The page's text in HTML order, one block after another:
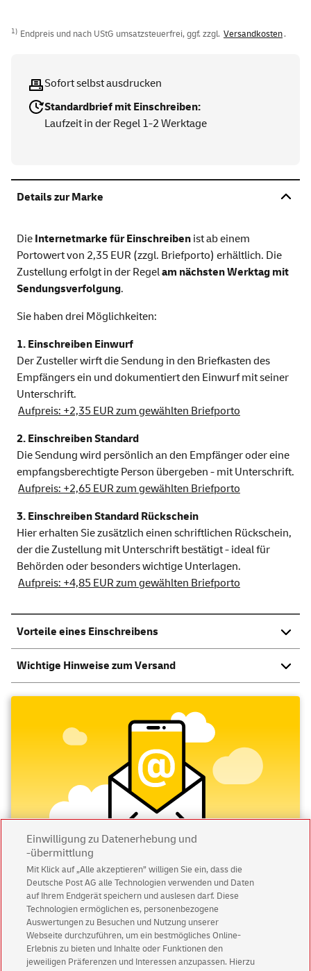
1) Endpreis und nach UStG umsatzsteuerfrei, ggf. zzgl. Versandkosten.
Sofort selbst ausdrucken
Standardbrief mit Einschreiben:
Laufzeit in der Regel 1-2 Werktage
Details zur Marke
Die Internetmarke für Einschreiben ist ab einem
Portowert von 2,35 EUR (zzgl. Briefporto) erhältlich. Die
Zustellung erfolgt in der Regelam nächsten Werktag mit
Sendungsverfolgung.
Sie haben drei Möglichkeiten:
1. Einschreiben Einwurf
Der Zusteller wirft die Sendung in den Briefkasten des
Empfängers ein und dokumentiert den Einwurf mit seiner
Unterschrift.
Aufpreis: +2,35 EUR zum gewählten Briefporto
2. Einschreiben Standard
Die Sendung wird persönlich an den Empfänger oder eine
empfangsberechtigte Person übergeben - mit Unterschrift.
Aufpreis: +2,65 EUR zum gewählten Briefporto
3. Einschreiben Standard Rückschein
Hier erhalten Sie zusätzlich einen schriftlichen Rückschein,
der die Zustellung mit Unterschrift bestätigt - ideal für
Behörden oder besonders wichtige Unterlagen.
Aufpreis: +4,85 EUR zum gewählten Briefporto
Vorteile eines Einschreibens
Wichtige Hinweise zum Versand
Abonnieren Sie unseren Newsletter
Immer informiert über exklusive Angebote und
Aktionen - jetzt mit Vorteil
Privatkundensichern sich einen5 € Gutschein
Einwilligung zu Datenerhebung und
-übermittlung
Mit Klick auf „Alle akzeptieren” willigen Sie ein, dass die
Deutsche Post AG alle Technologien verwenden und Daten
auf Ihrem Endgerät speichern und auslesen darf. Diese
Technologien ermöglichen es, personenbezogene
Auswertungen zu Besuchen und Nutzung unserer
Webseite durchzuführen, um ein bestmögliches Online-
Erlebnis zu bieten und Inhalte oder Funktionen den
jeweiligen Präferenzen und Interessen anzupassen. Hierzu